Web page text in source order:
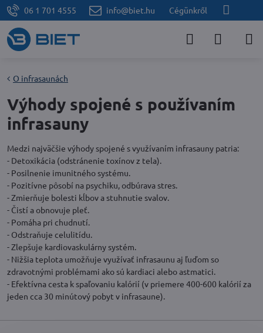
06 1 701 4555 info@biet.hu Cégünkről
O infrasaunách
Výhody spojené s používaním
infrasauny
Medzi najväčšie výhody spojené s využívaním infrasauny patria:
- Detoxikácia (odstránenie toxínov z tela).
- Posilnenie imunitného systému.
- Pozitívne pôsobí na psychiku, odbúrava stres.
- Zmierňuje bolesti kĺbov a stuhnutie svalov.
- Čistí a obnovuje pleť.
- Pomáha pri chudnutí.
- Odstraňuje celulitídu.
- Zlepšuje kardiovaskulárny systém.
- Nižšia teplota umožňuje využívať infrasaunu aj ľuďom so
zdravotnými problémami ako sú kardiaci alebo astmatici.
- Efektívna cesta k spaľovaniu kalórií (v priemere 400-600 kalórií za
jeden cca 30 minútový pobyt v infrasaune).